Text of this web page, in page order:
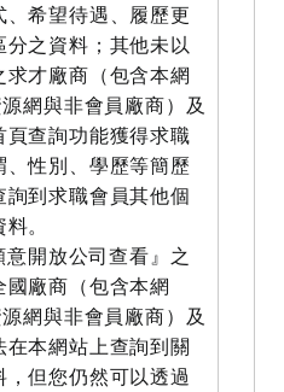
希望待遇、履歷更
分之資料；其他未以
才廠商（包含本網
網與非會員廠商）及
查詢功能獲得求職
性別、學歷等簡歷
詢到求職會員其他個
。
開放公司查看』之
廠商（包含本網
網與非會員廠商）及
本網站上查詢到關
但您仍然可以透過